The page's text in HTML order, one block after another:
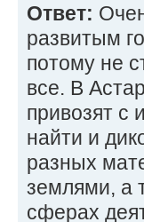
Ответ:
развитым
потому не
все. В
привозят с
найти и
разных
землями, а
сферах